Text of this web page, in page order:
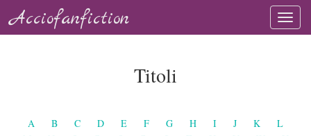
Acciofanfiction
Titoli
A B C D E F G H I J K
L